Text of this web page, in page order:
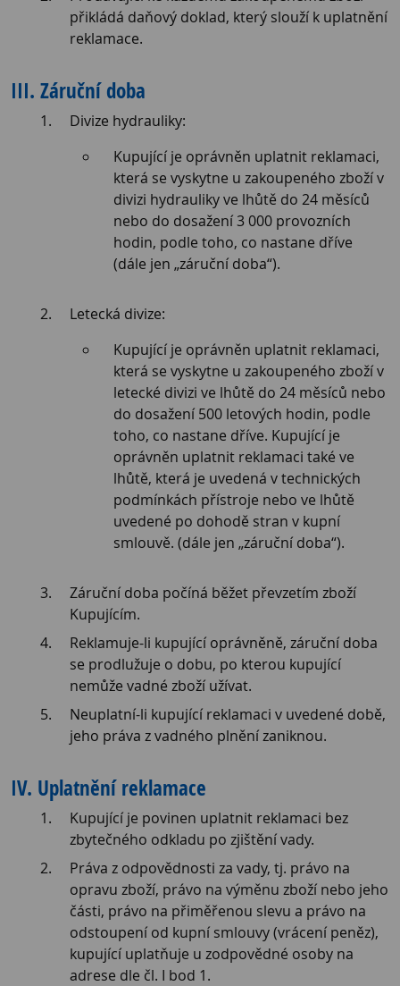
přikládá daňový doklad, který slouží k uplatnění
reklamace.
III. Záruční doba
Divize hydrauliky:
Kupující je oprávněn uplatnit reklamaci,
která se vyskytne u zakoupeného zboží v
divizi hydrauliky ve lhůtě do 24 měsíců
nebo do dosažení 3 000 provozních
hodin, podle toho, co nastane dříve
(dále jen „záruční doba“).
Letecká divize:
Kupující je oprávněn uplatnit reklamaci,
která se vyskytne u zakoupeného zboží v
letecké divizi ve lhůtě do 24 měsíců nebo
do dosažení 500 letových hodin, podle
toho, co nastane dříve. Kupující je
oprávněn uplatnit reklamaci také ve
lhůtě, která je uvedená v technických
podmínkách přístroje nebo ve lhůtě
uvedené po dohodě stran v kupní
smlouvě. (dále jen „záruční doba“).
Záruční doba počíná běžet převzetím zboží
Kupujícím.
Reklamuje-li kupující oprávněně, záruční doba
se prodlužuje o dobu, po kterou kupující
nemůže vadné zboží užívat.
Neuplatní-li kupující reklamaci v uvedené době,
jeho práva z vadného plnění zaniknou.
IV. Uplatnění reklamace
Kupující je povinen uplatnit reklamaci bez
zbytečného odkladu po zjištění vady.
Práva z odpovědnosti za vady, tj. právo na
opravu zboží, právo na výměnu zboží nebo jeho
části, právo na přiměřenou slevu a právo na
odstoupení od kupní smlouvy (vrácení peněz),
kupující uplatňuje u zodpovědné osoby na
adrese dle čl. I bod 1.